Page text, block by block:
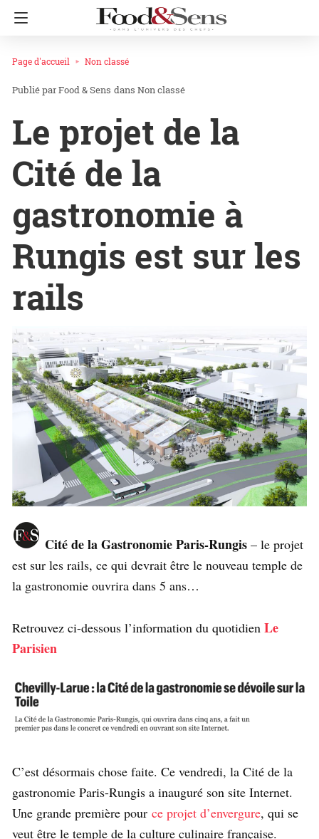
Page d'accueil Non classé
Food & Sens dans Non classé
Le projet de la
Cité de la
gastronomie à
Rungis est sur les
rails
Cité de la Gastronomie Paris-Rungis – le projet
est sur les rails, ce qui devrait être le nouveau temple de
la gastronomie ouvrira dans 5 ans…
Retrouvez ci-dessous l’information du quotidien Le
Parisien
C’est désormais chose faite. Ce vendredi, la Cité de la
gastronomie Paris-Rungis a inauguré son site Internet.
Une grande première pour ce projet d’envergure, qui se
veut être le temple de la culture culinaire française.